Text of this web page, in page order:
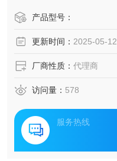
产品型号：
更新时间： 2025-05-12
厂商性质： 代理商
访问量： 578
服务热线